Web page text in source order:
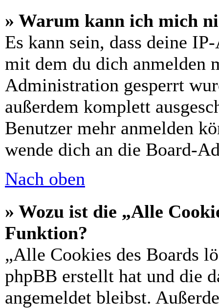
» Warum kann ich mich
Es kann sein, dass deine
mit dem du dich anmelden
Administration gesperrt
außerdem komplett
Benutzer mehr anmelden
wende dich an die Board-
Nach oben
» Wozu ist die „Alle
Funktion?
„Alle Cookies des Boards
phpBB erstellt hat und die
angemeldet bleibst.